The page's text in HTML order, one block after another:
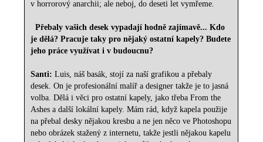
v horrorový anarchii; ale neboj, do deseti let vymřeme.
Přebaly vašich desek vypadají hodně zajímavě... Kdo
je dělá? Pracuje taky pro nějaký ostatní kapely? Budete
jeho práce využívat i v budoucnu?
Santi:Luis, náš basák, stojí za naší grafikou a přebaly
desek. On je profesionální malíř a designer takže je to jasná
volba. Dělá i věci pro ostatní kapely, jako třeba From the
Ashes a další lokální kapely. Mám rád, když kapela použije
na přebal desky nějakou kresbu a ne jen něco ve Photoshopu
nebo obrázek stažený z internetu, takže jestli nějakou kapelu